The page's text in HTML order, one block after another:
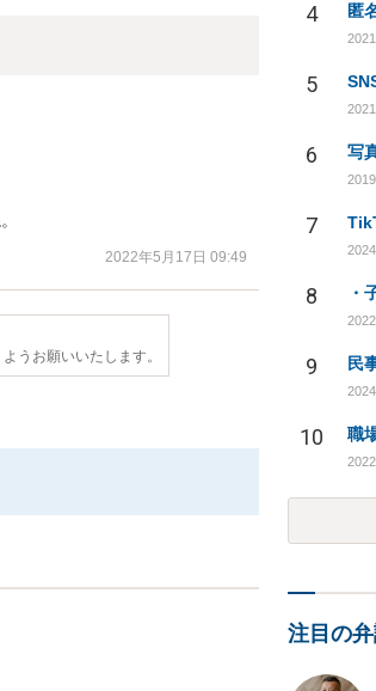
2022年5月17日 09:49
うお願いいたします。
4 匿
5
6 写
7
8
9
10
注目の